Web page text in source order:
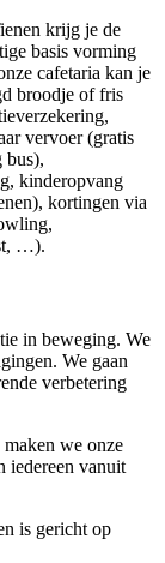
krijg je de
basis vorming
cafetaria kan je
broodje of fris
vervoer (gratis
bus),
kinderopvang
kortingen via
…).
in beweging. We
We gaan
verbetering
maken we onze
iedereen vanuit
is gericht op